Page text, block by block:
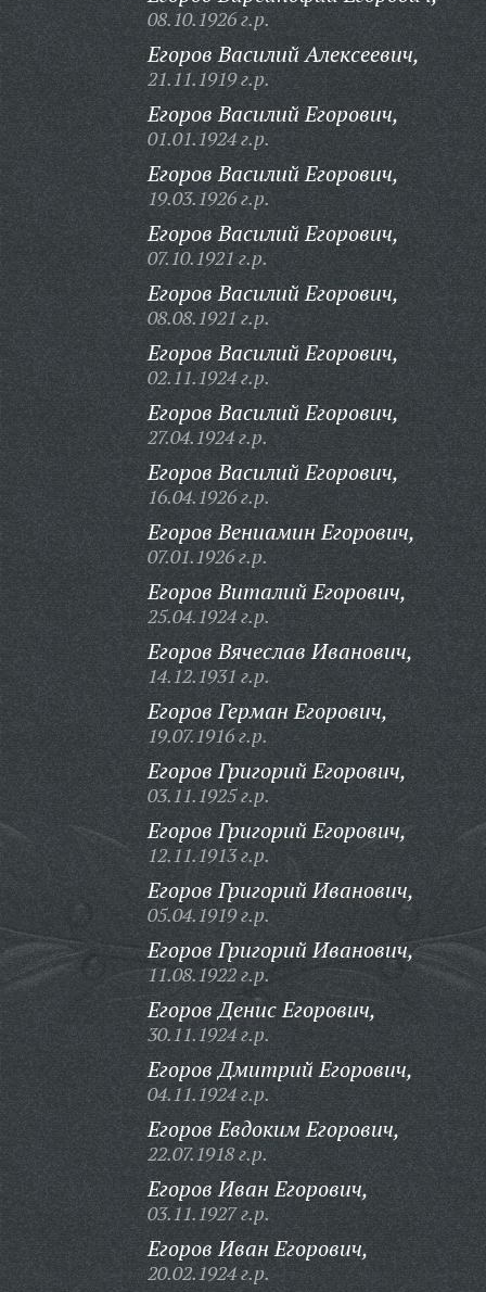
08.10.1926 г.р.
Егоров Василий Алексеевич,
21.11.1919 г.р.
Егоров Василий Егорович,
01.01.1924 г.р.
Егоров Василий Егорович,
19.03.1926 г.р.
Егоров Василий Егорович,
07.10.1921 г.р.
Егоров Василий Егорович,
08.08.1921 г.р.
Егоров Василий Егорович,
02.11.1924 г.р.
Егоров Василий Егорович,
27.04.1924 г.р.
Егоров Василий Егорович,
16.04.1926 г.р.
Егоров Вениамин Егорович,
07.01.1926 г.р.
Егоров Виталий Егорович,
25.04.1924 г.р.
Егоров Вячеслав Иванович,
14.12.1931 г.р.
Егоров Герман Егорович,
19.07.1916 г.р.
Егоров Григорий Егорович,
03.11.1925 г.р.
Егоров Григорий Егорович,
12.11.1913 г.р.
Егоров Григорий Иванович,
05.04.1919 г.р.
Егоров Григорий Иванович,
11.08.1922 г.р.
Егоров Денис Егорович,
30.11.1924 г.р.
Егоров Дмитрий Егорович,
04.11.1924 г.р.
Егоров Евдоким Егорович,
22.07.1918 г.р.
Егоров Иван Егорович,
03.11.1927 г.р.
Егоров Иван Егорович,
20.02.1924 г.р.